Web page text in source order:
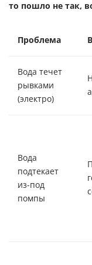
то пошло не так,
Проблема
Вода течет
рывками
(электро)
Вода
подтекает
из-под
помпы